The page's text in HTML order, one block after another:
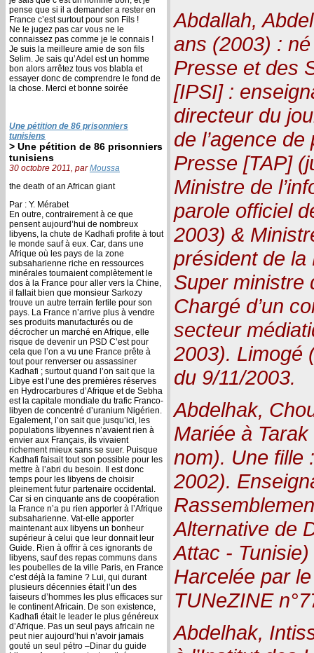
pense que si il a demander a rester en
France c’est surtout pour son Fils !
Ne le jugez pas car vous ne le
connaissez pas comme je le connais !
Je suis la meilleure amie de son fils
Selim. Je sais qu’Adel est un homme
bon alors arrêtez tous vos blabla et
essayer donc de comprendre le fond de
la chose. Merci et bonne soirée
Une pétition de 86 prisonniers
tunisiens
> Une pétition de 86 prisonniers
tunisiens
30 octobre 2011, parMoussa
the death of an African giant
Par : Y. Mérabet
En outre, contrairement à ce que
pensent aujourd’hui de nombreux
libyens, la chute de Kadhafi profite à tout
le monde sauf à eux. Car, dans une
Afrique où les pays de la zone
subsaharienne riche en ressources
minérales tournaient complètement le
dos à la France pour aller vers la Chine,
il fallait bien que monsieur Sarkozy
trouve un autre terrain fertile pour son
pays. La France n’arrive plus à vendre
ses produits manufacturés ou de
décrocher un marché en Afrique, elle
risque de devenir un PSD C’est pour
cela que l’on a vu une France prête à
tout pour renverser ou assassiner
Kadhafi ; surtout quand l’on sait que la
Libye est l’une des premières réserves
en Hydrocarbures d’Afrique et de Sebha
est la capitale mondiale du trafic Franco-
libyen de concentré d’uranium Nigérien.
Egalement, l’on sait que jusqu’ici, les
populations libyennes n’avaient rien à
envier aux Français, ils vivaient
richement mieux sans se suer. Puisque
Kadhafi faisait tout son possible pour les
mettre à l’abri du besoin. Il est donc
temps pour les libyens de choisir
pleinement futur partenaire occidental.
Car si en cinquante ans de coopération
la France n’a pu rien apporter à l’Afrique
subsaharienne. Vat-elle apporter
maintenant aux libyens un bonheur
supérieur à celui que leur donnait leur
Guide. Rien à offrir à ces ignorants de
libyens, sauf des repas communs dans
les poubelles de la ville Paris, en France
c’est déjà la famine ? Lui, qui durant
plusieurs décennies était l’un des
faiseurs d’hommes les plus efficaces sur
le continent Africain. De son existence,
Kadhafi était le leader le plus généreux
d’Afrique. Pas un seul pays africain ne
peut nier aujourd’hui n’avoir jamais
gouté un seul pétro –Dinar du guide
Abdallah,
ans (2003) :
Presse et des
[IPSI] :
directeur du
de l’agence
Presse [TAP]
Ministre de
parole officiel
2003) &
président de la
Super ministre
Chargé d’un
secteur
2003). Limogé
du 9/11/2003.
Abdelhak,
Mariée à
nom). Une fille
2002).
Alternative de
Attac -
Harcelée par
TUNeZINE
Abdelhak,